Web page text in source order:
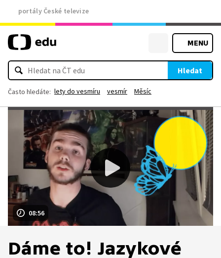
portály České televize
MENU
Hledat
Často hledáte: lety do vesmíru vesmír Měsíc
08:56
Dáme to! Jazykové